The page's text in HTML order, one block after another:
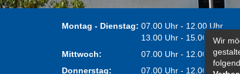
Montag - Dienstag: 07.00 Uhr - 12.00 Uhr
13.00 Uhr - 15.00 Uhr
Mittwoch:
07.00 Uhr - 12.00 Uhr
Donnerstag:
07.00 Uhr - 12.00 Uhr
Wir